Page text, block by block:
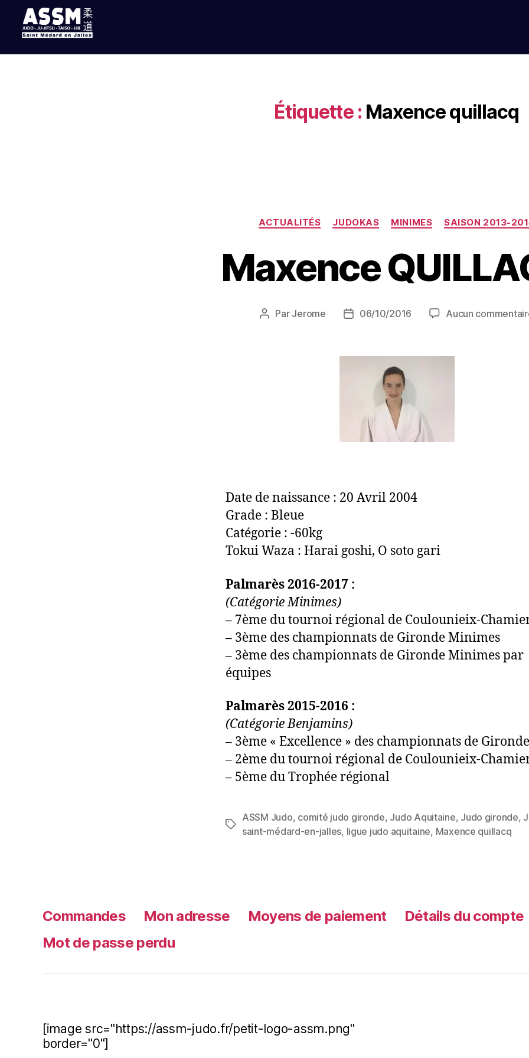
Étiquette : Maxence quillacq
ACTUALITÉS JUDOKAS MINIMES SAISON 2013-
Maxence
Par Jerome 06/10/2016 Aucun
Date de naissance : 20 Avril 2004
Grade : Bleue
Catégorie : -60kg
Tokui Waza : Harai goshi, O soto gari
Palmarès 2016-2017 :
(Catégorie Minimes)
– 7ème du tournoi régional de Coulounieix-
– 3ème des championnats de Gironde Minimes
– 3ème des championnats de Gironde Minimes par
équipes
Palmarès 2015-2016 :
(Catégorie Benjamins)
– 3ème « Excellence » des championnats de Gironde
– 2ème du tournoi régional de Coulounieix-
– 5ème du Trophée régional
ASSM Judo, comité judo gironde, Judo Aquitaine, Judo gironde,
saint-médard-en-jalles, ligue judo aquitaine, Maxence quillacq
Commandes Mon adresse Moyens de paiement
Détails du compte
Mot de passe perdu
[image src="https://assm-judo.fr/petit-logo-assm.png"
border="0"]